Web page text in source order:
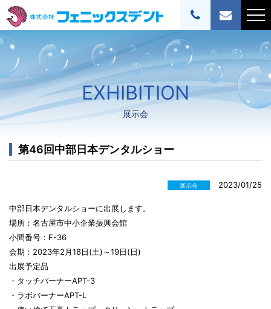
EXHIBITION
展示会
第46回中部日本デンタルショー
展示会 2023/01/25
中部日本デンタルショーに出展します。
場所：名古屋市中小企業振興会館
小間番号：F-36
会期：2023年2月18日(土)～19日(日)
出展予定品
・タッチバーナーAPT-3
・ラボバーナーAPT-L